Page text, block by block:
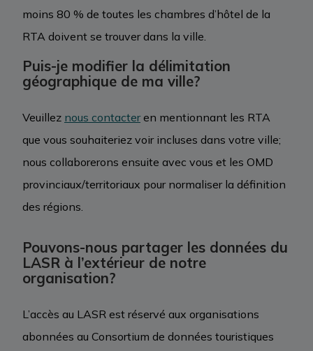
moins 80 % de toutes les chambres d’hôtel de la
RTA doivent se trouver dans la ville.
Puis-je modifier la délimitation
géographique de ma ville?
Veuillez nous contacteren mentionnant les RTA
que vous souhaiteriez voir incluses dans votre ville;
nous collaborerons ensuite avec vous et les OMD
provinciaux/territoriaux pour normaliser la définition
des régions.
Pouvons-nous partager les données du
LASR à l’extérieur de notre
organisation?
L’accès au LASR est réservé aux organisations
abonnées au Consortium de données touristiques